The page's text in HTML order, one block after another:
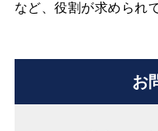
など、役割が求められ
お